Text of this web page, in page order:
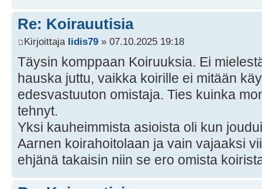
Re: Koirauutisia
Kirjoittaja Iidis79 » 07.10.2025 19:18
Täysin komppaan Koiruuksia. Ei
hauska juttu, vaikka koirille ei mitään
edesvastuuton omistaja. Ties kuinka
tehnyt.
Yksi kauheimmista asioista oli kun
Aarnen koirahoitolaan ja vain vajaaksi
ehjänä takaisin niin se ero omista